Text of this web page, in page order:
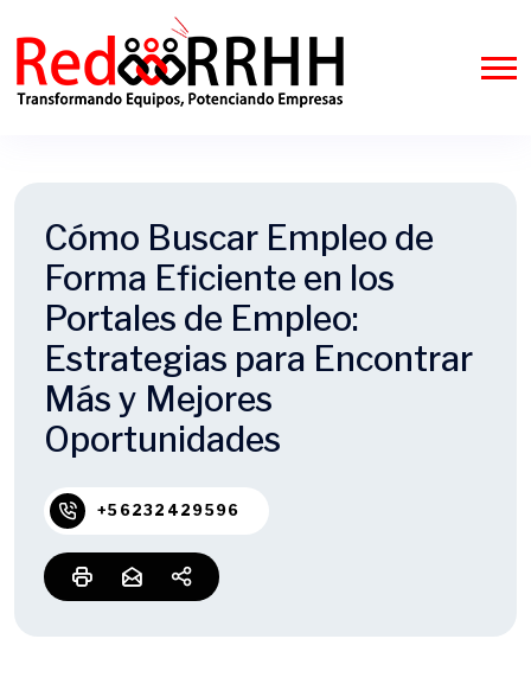
Cómo Buscar Empleo de
Forma Eficiente en los
Portales de Empleo:
Estrategias para Encontrar
Más y Mejores
Oportunidades
+56232429596